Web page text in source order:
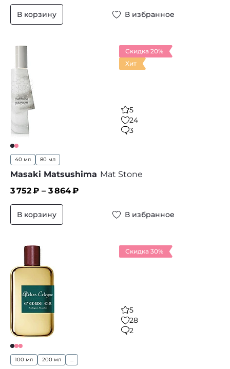
В корзину В избранное
Скидка 20%
Хит
5
24
3
40 мл 80 мл
Masaki Matsushima Mat Stone
3 752₽ – 3 864₽
В корзину В избранное
Скидка 30%
5
28
2
100 мл 200 мл ...